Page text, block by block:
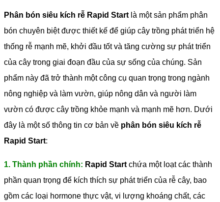
Phân bón siêu kích rễ Rapid Start là một sản phẩm phân
bón chuyên biệt được thiết kế để giúp cây trồng phát triển hệ
thống rễ mạnh mẽ, khởi đầu tốt và tăng cường sự phát triển
của cây trong giai đoạn đầu của sự sống của chúng. Sản
phẩm này đã trở thành một công cụ quan trọng trong ngành
nông nghiệp và làm vườn, giúp nông dân và người làm
vườn có được cây trồng khỏe mạnh và mạnh mẽ hơn. Dưới
đây là một số thông tin cơ bản về phân bón siêu kích rễ
Rapid Start:
1. Thành phần chính: Rapid Start chứa một loạt các thành
phần quan trọng để kích thích sự phát triển của rễ cây, bao
gồm các loại hormone thực vật, vi lượng khoáng chất, các